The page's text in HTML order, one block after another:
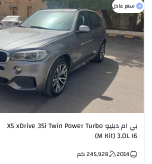
سعر عادل
بي ام دبليو X5 xDrive 35i Twin Power Turbo
(M Kit) 3.0L I6
2014
245,928كم